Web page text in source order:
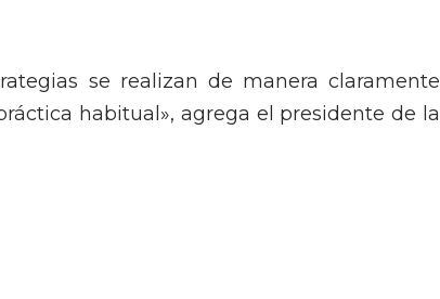
se realizan de manera claramente
habitual», agrega el presidente de la